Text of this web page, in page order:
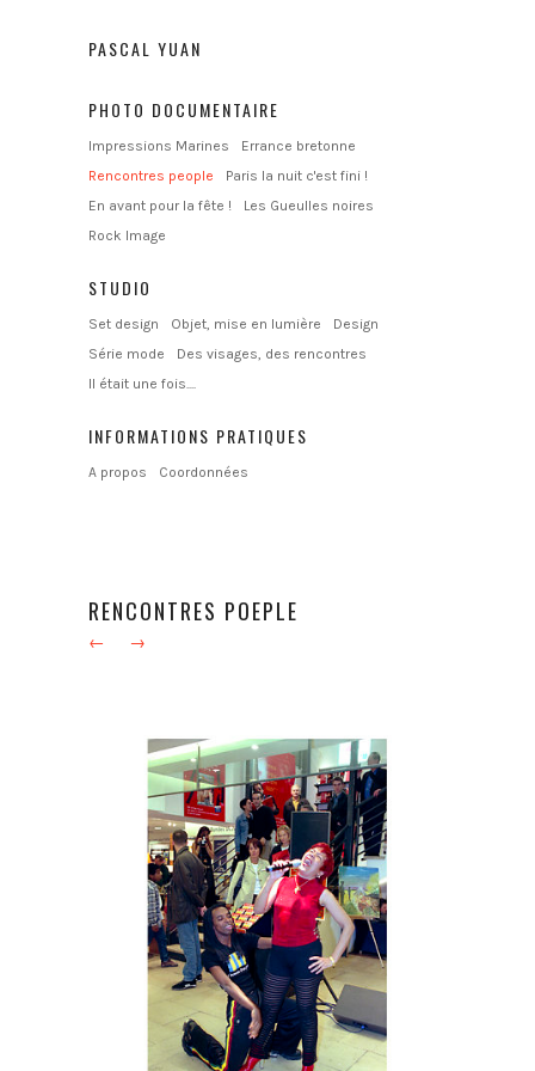
PASCAL YUAN
PHOTO DOCUMENTAIRE
Impressions Marines
Errance bretonne
Rencontres people
Paris la nuit c'est fini !
En avant pour la fête !
Les Gueulles noires
Rock Image
STUDIO
Set design Objet, mise en lumière
Design
Série mode
Des visages, des rencontres
Il était une fois....
INFORMATIONS PRATIQUES
A propos Coordonnées
RENCONTRES POEPLE
← →